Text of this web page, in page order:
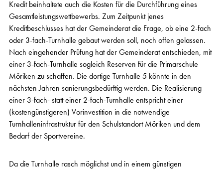
Kredit beinhaltete auch die Kosten für die Durchführung eines
Gesamtleistungswettbewerbs. Zum Zeitpunkt jenes
Kreditbeschlusses hat der Gemeinderat die Frage, ob eine 2-fach
oder 3-fach-Turnhalle gebaut werden soll, noch offen gelassen.
Nach eingehender Prüfung hat der Gemeinderat entschieden, mit
einer 3-fach-Turnhalle sogleich Reserven für die Primarschule
Möriken zu schaffen. Die dortige Turnhalle 5 könnte in den
nächsten Jahren sanierungsbedürftig werden. Die Realisierung
einer 3-fach- statt einer 2-fach-Turnhalle entspricht einer
(kostengünstigeren) Vorinvestition in die notwendige
Turnhalleninfrastruktur für den Schulstandort Möriken und dem
Bedarf der Sportvereine.
Da die Turnhalle rasch möglichst und in einem günstigen